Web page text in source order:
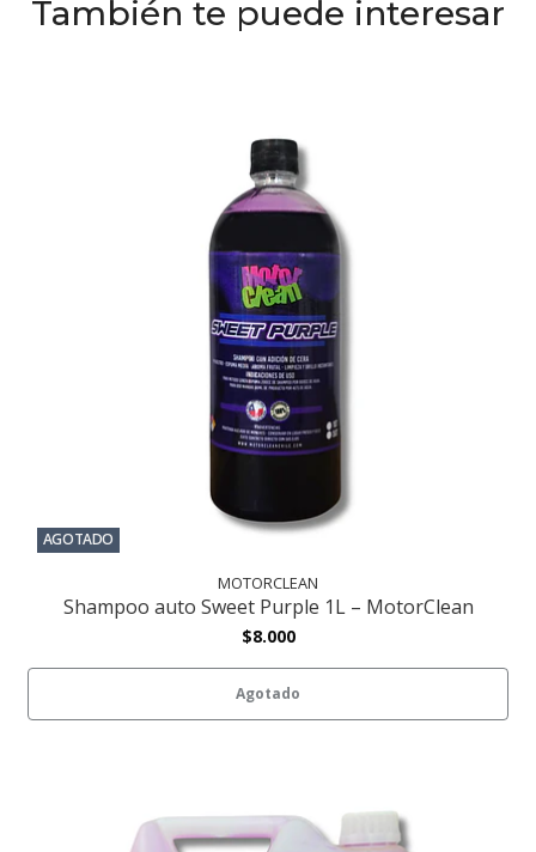
También te puede interesar
AGOTADO
MOTORCLEAN
Shampoo auto Sweet Purple 1L – MotorClean
$8.000
Agotado